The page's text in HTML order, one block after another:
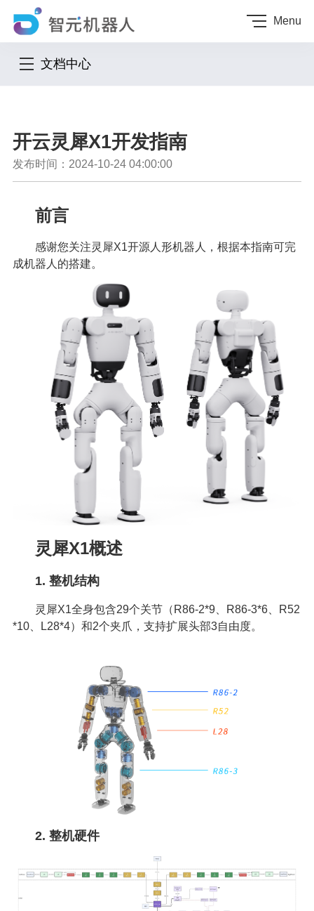
Menu
文档中心
开云灵犀X1开发指南
发布时间：2024-10-24 04:00:00
前言
感谢您关注灵犀X1开源人形机器人，根据本指南可完
成机器人的搭建。
灵犀X1概述
1. 整机结构
灵犀X1全身包含29个关节（R86-2*9、R86-3*6、R52
*10、L28*4）和2个夹爪，支持扩展头部3自由度。
2. 整机硬件